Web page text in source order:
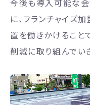
今後も導入可能な
に、フランチャイズ
置を働きかけること
削減に取り組んでい